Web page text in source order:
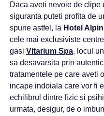
Daca aveti nevoie de
siguranta puteti profita de
spune astfel, la Hotel Alpin
cele mai exclusiviste
gasi Vitarium Spa, locul
sa desavarsita prin
tratamentele pe care aveti
incape indoiala care vor fi
echilibrul dintre fizic si
urmata, desigur, de o